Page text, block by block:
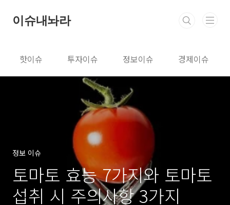
이슈내놔라
핫이슈 투자이슈 정보이슈 경제이슈
정보 이슈
토마토 효능 7가지와 토마토
섭취 시 주의사항 3가지